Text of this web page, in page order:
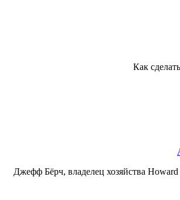
Как
Джефф Бёрч, владелец хозяйства